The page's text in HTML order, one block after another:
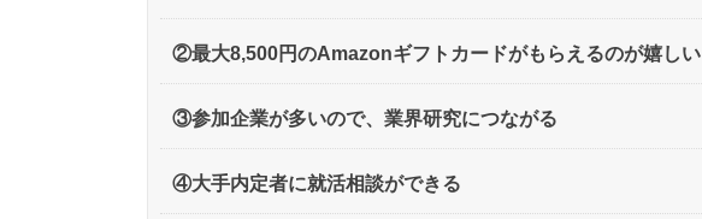
②最大8,500円のAmazonギフトカードがもらえるのが嬉しい
③参加企業が多いので、業界研究につながる
④大手内定者に就活相談ができる